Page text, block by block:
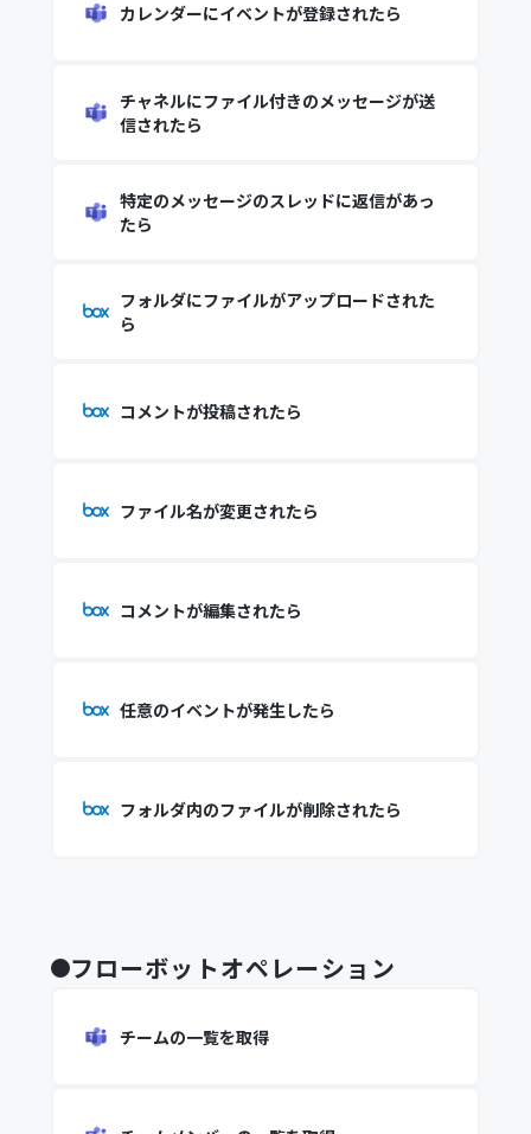
カレンダーにイベントが登録されたら
チャネルにファイル付きのメッセージが送
信されたら
特定のメッセージのスレッドに返信があっ
たら
フォルダにファイルがアップロードされた
ら
コメントが投稿されたら
ファイル名が変更されたら
コメントが編集されたら
任意のイベントが発生したら
フォルダ内のファイルが削除されたら
フローボットオペレーション
チームの一覧を取得